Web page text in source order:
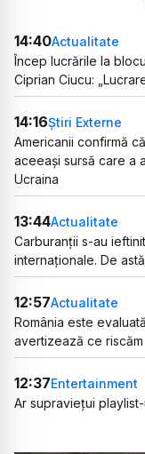
14:40Actualitate
Încep lucrările la
Ciprian Ciucu:
14:16Știri Externe
Americanii confirmă
aceeași sursă care a
Ucraina
13:44Actualitate
Carburanții s-au
internaționale. De
12:57Actualitate
România este
avertizează ce
12:37Entertainment
Ar supraviețui